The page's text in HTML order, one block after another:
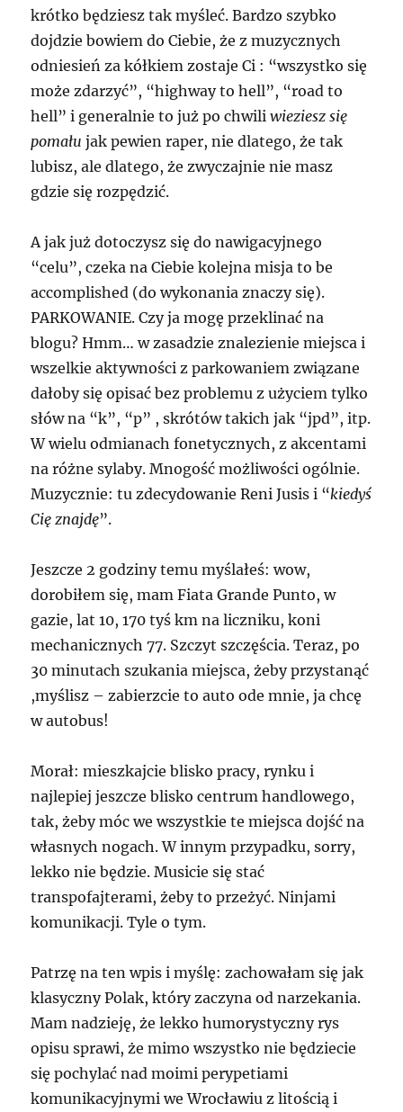
krótko będziesz tak myśleć. Bardzo szybko
dojdzie bowiem do Ciebie, że z muzycznych
odniesień za kółkiem zostaje Ci : “wszystko się
może zdarzyć”, “highway to hell”, “road to
hell” i generalnie to już po chwiliwieziesz się
pomału jak pewien raper, nie dlatego, że tak
lubisz, ale dlatego, że zwyczajnie nie masz
gdzie się rozpędzić.
A jak już dotoczysz się do nawigacyjnego
“celu”, czeka na Ciebie kolejna misja to be
accomplished (do wykonania znaczy się).
PARKOWANIE. Czy ja mogę przeklinać na
blogu? Hmm… w zasadzie znalezienie miejsca i
wszelkie aktywności z parkowaniem związane
dałoby się opisać bez problemu z użyciem tylko
słów na “k”, “p” , skrótów takich jak “jpd”, itp.
W wielu odmianach fonetycznych, z akcentami
na różne sylaby. Mnogość możliwości ogólnie.
Muzycznie: tu zdecydowanie Reni Jusis i “kiedyś
Cię znajdę”.
Jeszcze 2 godziny temu myślałeś: wow,
dorobiłem się, mam Fiata Grande Punto, w
gazie, lat 10, 170 tyś km na liczniku, koni
mechanicznych 77. Szczyt szczęścia. Teraz, po
30 minutach szukania miejsca, żeby przystanąć
,myślisz – zabierzcie to auto ode mnie, ja chcę
w autobus!
Morał: mieszkajcie blisko pracy, rynku i
najlepiej jeszcze blisko centrum handlowego,
tak, żeby móc we wszystkie te miejsca dojść na
własnych nogach. W innym przypadku, sorry,
lekko nie będzie. Musicie się stać
transpofajterami, żeby to przeżyć. Ninjami
komunikacji. Tyle o tym.
Patrzę na ten wpis i myślę: zachowałam się jak
klasyczny Polak, który zaczyna od narzekania.
Mam nadzieję, że lekko humorystyczny rys
opisu sprawi, że mimo wszystko nie będziecie
się pochylać nad moimi perypetiami
komunikacyjnymi we Wrocławiu z litością i